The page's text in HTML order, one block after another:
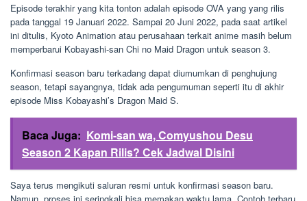
Episode terakhir yang kita tonton adalah episode OVA yang yang rilis
pada tanggal 19 Januari 2022. Sampai 20 Juni 2022, pada saat artikel
ini ditulis, Kyoto Animation atau perusahaan terkait anime masih belum
memperbarui Kobayashi-san Chi no Maid Dragon untuk season 3.
Konfirmasi season baru terkadang dapat diumumkan di penghujung
season, tetapi sayangnya, tidak ada pengumuman seperti itu di akhir
episode Miss Kobayashi’s Dragon Maid S.
Baca Juga: Komi-san wa, Comyushou Desu
Season 2 Kapan Rilis? Cek Jadwal Disini
Saya terus mengikuti saluran resmi untuk konfirmasi season baru.